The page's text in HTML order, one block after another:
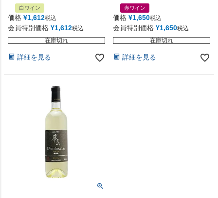
白ワイン
価格 ¥1,612税込
会員特別価格 ¥1,612税込
在庫切れ
詳細を見る
赤ワイン
価格 ¥1,650税込
会員特別価格 ¥1,650税込
在庫切れ
詳細を見る